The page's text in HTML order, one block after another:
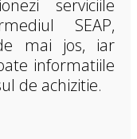
serviciile
SEAP,
mai jos, iar
informatiile
de achizitie.